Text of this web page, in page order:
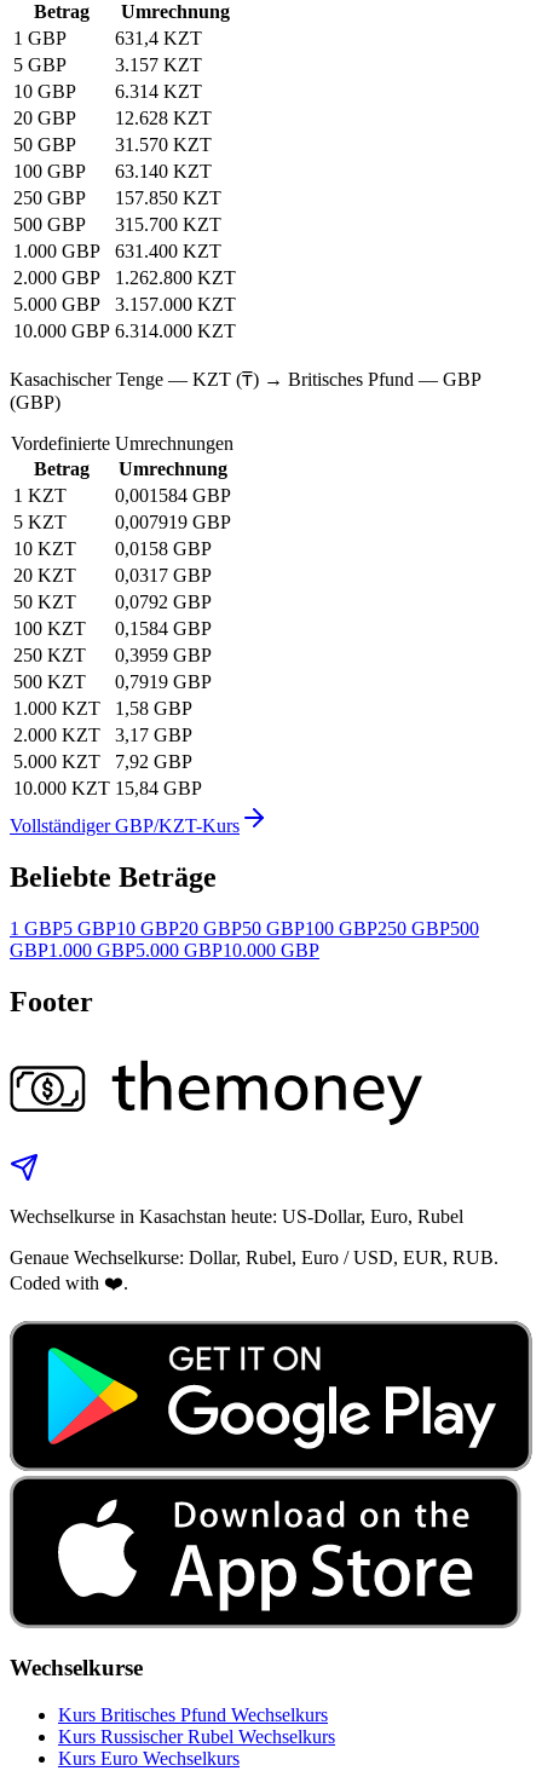
Betrag
Umrechnung
1 GBP
631,4 KZT
5 GBP
3.157 KZT
10 GBP
6.314 KZT
20 GBP
12.628 KZT
50 GBP
31.570 KZT
100 GBP
63.140 KZT
250 GBP
157.850 KZT
500 GBP
315.700 KZT
1.000 GBP
631.400 KZT
2.000 GBP
1.262.800 KZT
5.000 GBP
3.157.000 KZT
10.000 GBP 6.314.000 KZT
Kasachischer Tenge — KZT (₸) → Britisches Pfund — GBP
(GBP)
Vordefinierte Umrechnungen
Betrag
Umrechnung
1 KZT
0,001584 GBP
5 KZT
0,007919 GBP
10 KZT
0,0158 GBP
20 KZT
0,0317 GBP
50 KZT
0,0792 GBP
100 KZT
0,1584 GBP
250 KZT
0,3959 GBP
500 KZT
0,7919 GBP
1.000 KZT
1,58 GBP
2.000 KZT
3,17 GBP
5.000 KZT
7,92 GBP
10.000 KZT 15,84 GBP
Vollständiger GBP/KZT-Kurs
Beliebte Beträge
1 GBP5 GBP10 GBP20 GBP50 GBP100 GBP250 GBP500
GBP1.000 GBP5.000 GBP10.000 GBP
Footer
Wechselkurse in Kasachstan heute: US‑Dollar, Euro, Rubel
Genaue Wechselkurse: Dollar, Rubel, Euro / USD, EUR, RUB.
Coded with ❤️.
Wechselkurse
Kurs Britisches Pfund Wechselkurs
Kurs Russischer Rubel Wechselkurs
Kurs Euro Wechselkurs